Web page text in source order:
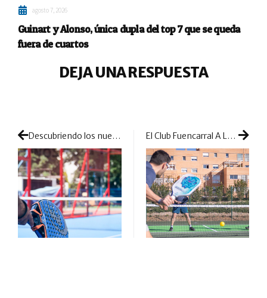
agosto 7, 2026
Guinart y Alonso, única dupla del top 7 que se queda
fuera de cuartos
DEJA UNA RESPUESTA
Descubriendo los nuevos destinos para jugar pádel en España El Club Fuencarral A LA PAR apuesta por el emergente éxito del pickleball